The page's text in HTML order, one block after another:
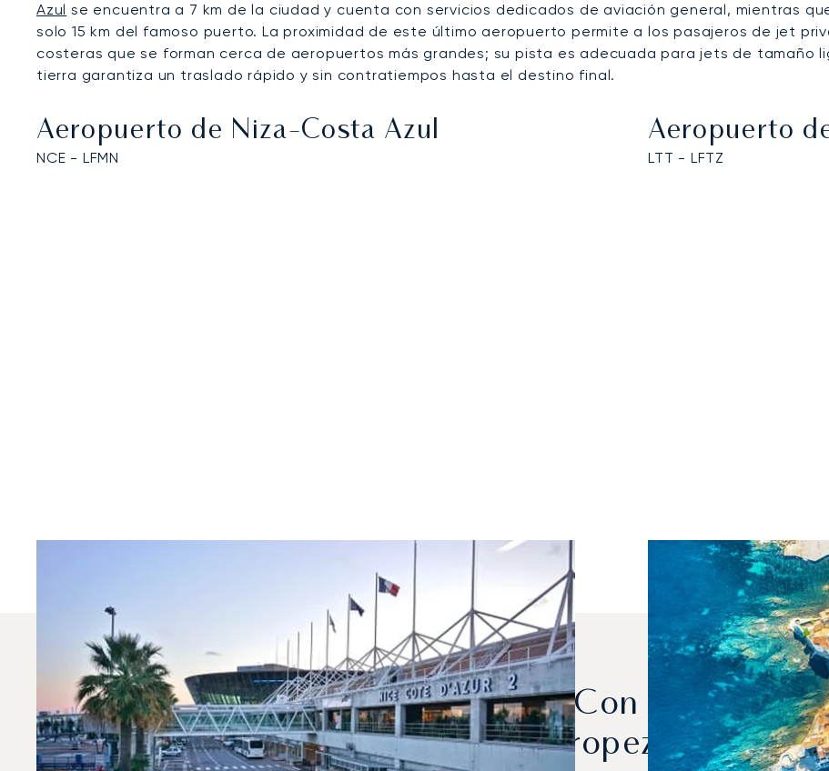
Azul se encuentra a 7 km de la ciudad y cuenta con servicios dedicados de aviación general, mientras
solo 15 km del famoso puerto. La proximidad de este último aeropuerto permite a los pasajeros de jet
costeras que se forman cerca de aeropuertos más grandes; su pista es adecuada para jets de tamaño
tierra garantiza un traslado rápido y sin contratiempos hasta el destino final.
Aeropuerto de Niza-Costa Azul
NCE - LFMN
Aeropuerto
LTT - LFTZ
¿Qué Jets Privados Se Alquilan Con Más
Tropez?